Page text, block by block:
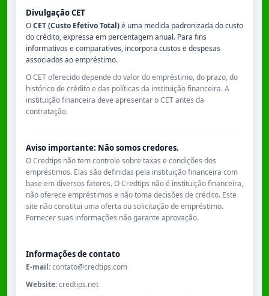
Divulgação CET
OCET (Custo Efetivo Total)é uma medida padronizada do custo
do crédito, expressa em percentagem anual. Para fins
informativos e comparativos, incorpora custos e despesas
associados ao empréstimo.
O CET oferecido depende do valor do empréstimo, do prazo, do
histórico de crédito e das políticas da instituição financeira. A
instituição financeira deve apresentar o CET antes da
contratação.
Aviso importante: Não somos credores.
O Credtips não tem controle sobre taxas e condições dos
empréstimos. Elas são definidas pela instituição financeira com
base em diversos fatores. O Credtips não é instituição financeira,
não oferece empréstimos e não toma decisões de crédito. Este
site não constitui uma oferta ou solicitação de empréstimo.
Fornecer suas informações não garante aprovação.
Informações de contato
E-mail:contato@credtips.com
Website:credtips.net